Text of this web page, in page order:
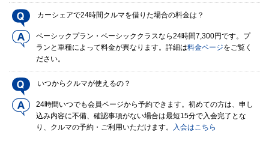
カーシェアで24時間クルマを借りた場合の料金は？
ベーシックプラン・ベーシッククラスなら24時間7,300円です。プ
ランと車種によって料金が異なります。詳細は料金ページをご覧く
ださい。
いつからクルマが使えるの？
24時間いつでも会員ページから予約できます。初めての方は、申し
込み内容に不備、確認事項がない場合は最短15分で入会完了とな
り、クルマの予約・ご利用いただけます。
入会はこちら